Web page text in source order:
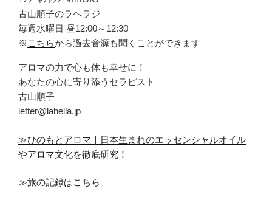
古山順子のラヘラジ
毎週水曜日 昼12:00～12:30
※ こちらから過去音源も聞くことができます
アロマの力で心も体も幸せに！
あなたの心に寄り添うセラピスト
古山順子
letter@lahella.jp
≫ひのもとアロマ｜日本生まれのエッセンシャルオイル
やアロマ文化を徹底研究！
≫旅の記録はこちら